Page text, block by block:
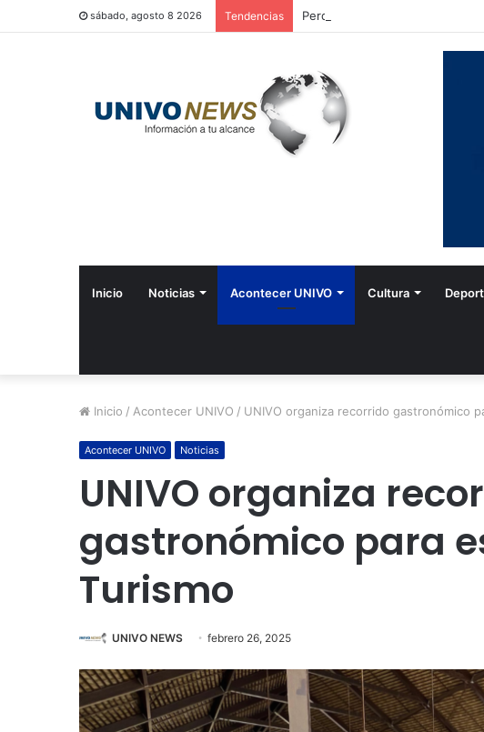
sábado, agosto 8 2026 Tendencias Perquín vivió su Festival de
Inicio Noticias Acontecer UNIVO Cultura
Inicio / Acontecer UNIVO / UNIVO organiza recorrido gastronómico
Acontecer UNIVO Noticias
UNIVO organiza
gastronómico para
Turismo
UNIVO NEWS febrero 26, 2025